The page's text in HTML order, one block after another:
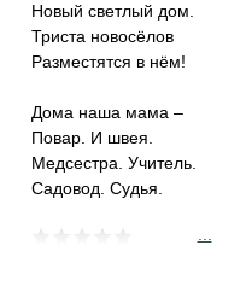
Новый светлый дом.
Триста новосёлов
Разместятся в нём!
Дома наша мама –
Повар. И швея.
Медсестра. Учитель.
Садовод. Судья.